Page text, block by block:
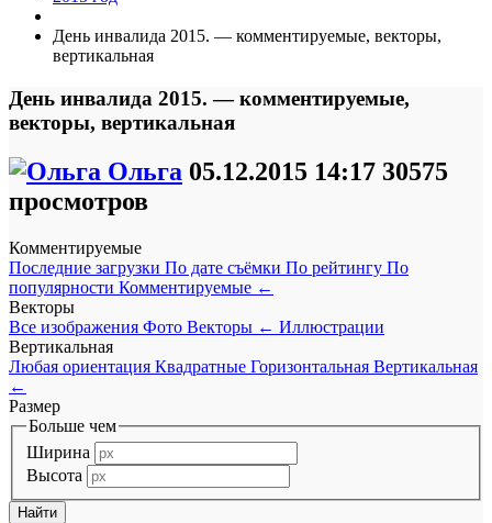
День инвалида 2015. — комментируемые, векторы,
вертикальная
День инвалида 2015. — комментируемые,
векторы, вертикальная
Ольга 05.12.2015 14:17 30575
просмотров
Комментируемые
Последние загрузки По дате съёмки По рейтингу По
популярности Комментируемые ←
Векторы
Все изображения Фото Векторы ← Иллюстрации
Вертикальная
Любая ориентация Квадратные Горизонтальная Вертикальная
←
Размер
Больше чем
Ширина
Высота